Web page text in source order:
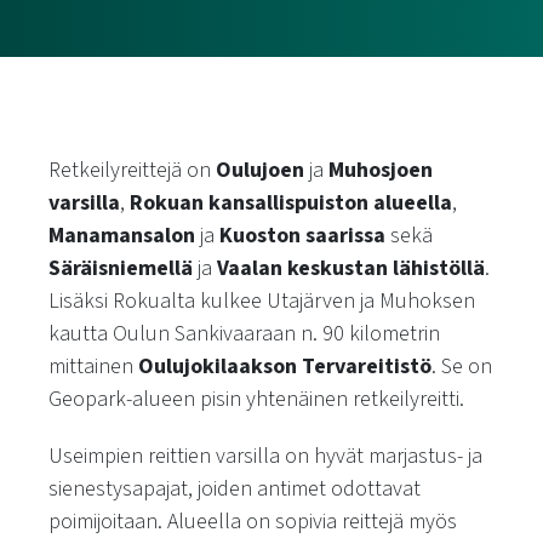
Retkeilyreittejä on Oulujoen ja Muhosjoen
varsilla, Rokuan kansallispuiston alueella,
Manamansalon ja Kuoston saarissa sekä
Säräisniemellä ja Vaalan keskustan lähistöllä.
Lisäksi Rokualta kulkee Utajärven ja Muhoksen
kautta Oulun Sankivaaraan n. 90 kilometrin
mittainen Oulujokilaakson Tervareitistö. Se on
Geopark-alueen pisin yhtenäinen retkeilyreitti.
Useimpien reittien varsilla on hyvät marjastus- ja
sienestysapajat, joiden antimet odottavat
poimijoitaan. Alueella on sopivia reittejä myös